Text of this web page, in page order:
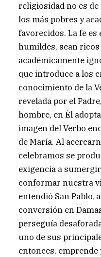
religiosidad no es
los más pobres y
favorecidos. La fe
humildes, sean
académicamente
que introduce a los
conocimiento de la
revelada por el
hombre, en Él
imagen del Verbo
de María. Al
celebramos se
exigencia a
conformar nuestra
entendió San Pablo,
conversión en
perseguía
uno de sus
entonces,